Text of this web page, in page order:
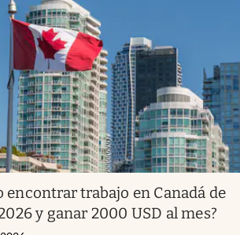
encontrar trabajo en Canadá de
y ganar 2000 USD al mes?